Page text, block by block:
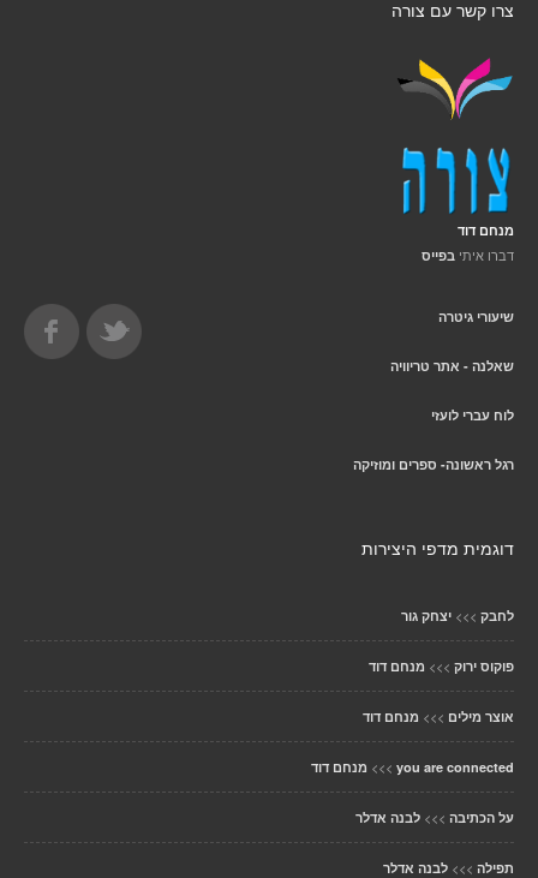
צרו קשר עם צורה
מנחם דוד
דברו איתי בפייס
שיעורי גיטרה
שאלנה - אתר טריוויה
לוח עברי לועזי
רגל ראשונה- ספרים ומוזיקה
דוגמית מדפי היצירות
לחבק >>> יצחק גור
פוקוס ירוק >>> מנחם דוד
אוצר מילים >>> מנחם דוד
you are connected
>>> מנחם דוד
על הכתיבה >>> לבנה אדלר
תפילה >>> לבנה אדלר